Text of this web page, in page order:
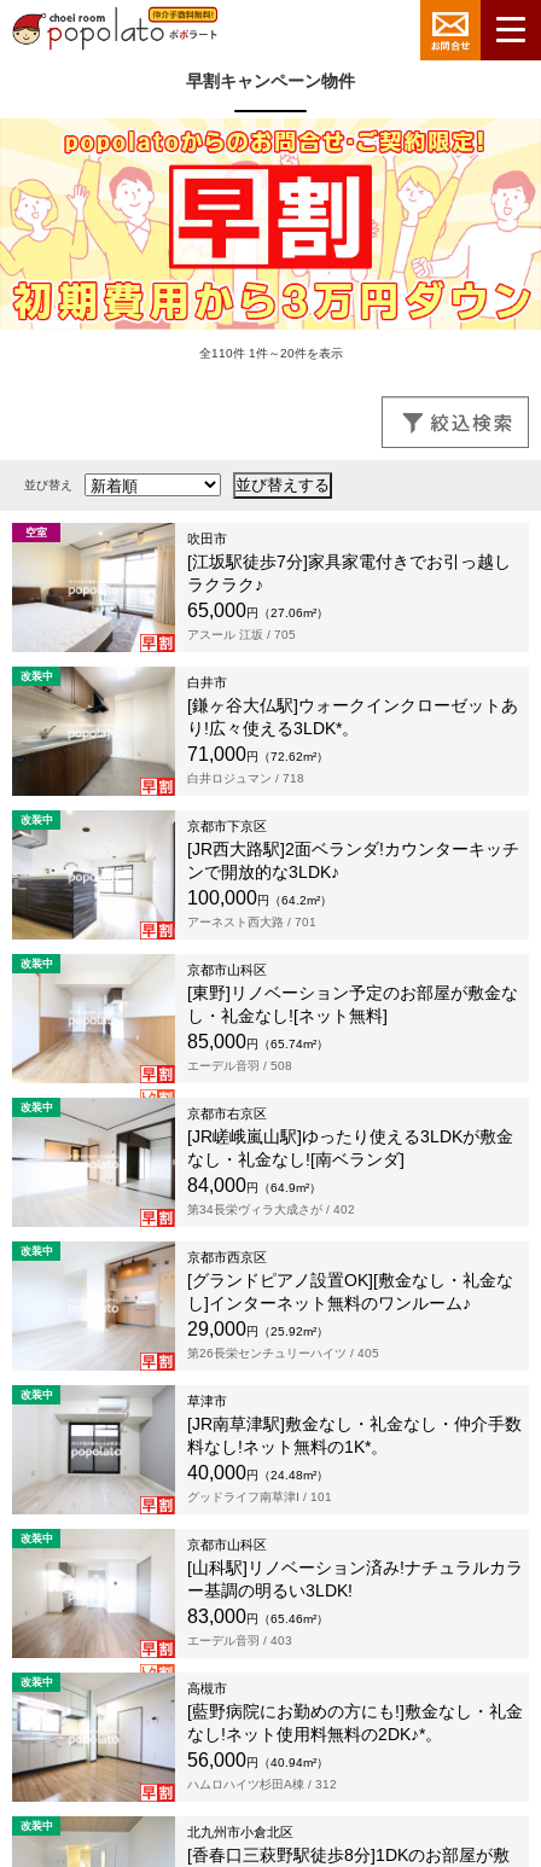
早割キャンペーン物件
全110件 1件～20件を表示
並び替え
空室 吹田市
[江坂駅徒歩7分]家具家電付きでお引っ越し
ラクラク♪
65,000円（27.06m²）
アスール 江坂 / 705
改装中 白井市
[鎌ヶ谷大仏駅]ウォークインクローゼットあ
り!広々使える3LDK*。
71,000円（72.62m²）
白井ロジュマン / 718
改装中 京都市下京区
[JR西大路駅]2面ベランダ!カウンターキッチ
ンで開放的な3LDK♪
100,000円（64.2m²）
アーネスト西大路 / 701
改装中 京都市山科区
[東野]リノベーション予定のお部屋が敷金な
し・礼金なし![ネット無料]
85,000円（65.74m²）
エーデル音羽 / 508
改装中 京都市右京区
[JR嵯峨嵐山駅]ゆったり使える3LDKが敷金
なし・礼金なし![南ベランダ]
84,000円（64.9m²）
第34長栄ヴィラ大成さが / 402
改装中 京都市西京区
[グランドピアノ設置OK][敷金なし・礼金な
し]インターネット無料のワンルーム♪
29,000円（25.92m²）
第26長栄センチュリーハイツ / 405
改装中 草津市
[JR南草津駅]敷金なし・礼金なし・仲介手数
料なし!ネット無料の1K*。
40,000円（24.48m²）
グッドライフ南草津Ⅰ / 101
改装中 京都市山科区
[山科駅]リノベーション済み!ナチュラルカラ
ー基調の明るい3LDK!
83,000円（65.46m²）
エーデル音羽 / 403
改装中 高槻市
[藍野病院にお勤めの方にも!]敷金なし・礼金
なし!ネット使用料無料の2DK♪*。
56,000円（40.94m²）
ハムロハイツ杉田A棟 / 312
改装中 北九州市小倉北区
[香春口三萩野駅徒歩8分]1DKのお部屋が敷